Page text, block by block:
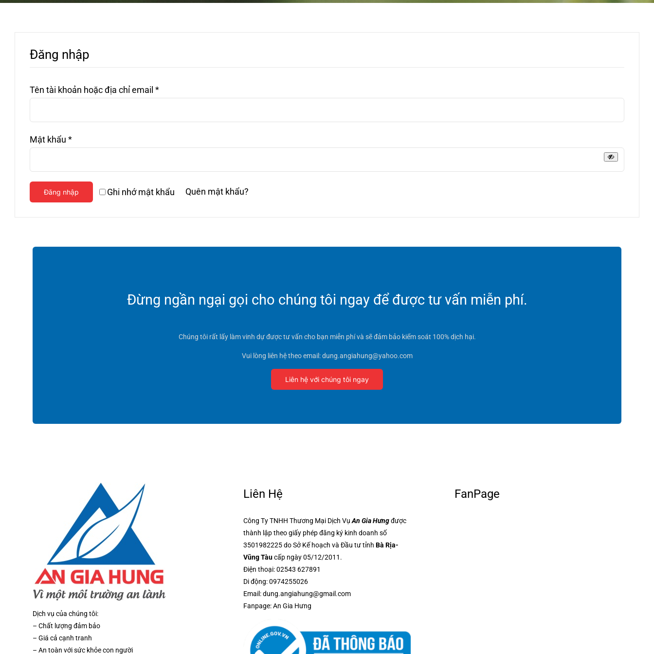
Đăng nhập
Tên tài khoản hoặc địa chỉ email *Bắt
Mật khẩu *Bắt
Ghi nhớ mật khẩu
Đăng nhập Quên mật khẩu?
Đừng ngần ngại gọi cho chúng tôi ngay để được tư vấn miễn phí.
Chúng tôi rất lấy làm vinh dự được tư vấn cho bạn miễn phí và sẽ đảm bảo kiểm soát 100% dịch hại.
Vui lòng liên hệ theo email: dung.angiahung@yahoo.com
Liên hệ với chúng tôi ngay
Dịch vụ của chúng tôi:
– Chất lượng đảm bảo
– Giá cả cạnh tranh
– An toàn với sức khỏe con người
Liên Hệ
Công Ty TNHH Thương Mại Dịch Vụ An Gia Hưngđược
thành lập theo giấy phép đăng ký kinh doanh số
3501982225 do Sở Kế hoạch và Đầu tư tỉnhBà Rịa-
Vũng Tàucấp ngày 05/12/2011.
Điện thoại:02543 627891
Di động:0974255026
Email:dung.angiahung@gmail.com
Fanpage:An Gia Hưng
FanPage